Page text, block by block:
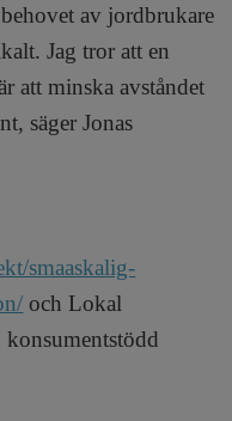
av jordbrukare
Jag tror att en
att minska avståndet
säger Jonas
smaaskalig-
och Lokal
konsumentstödd